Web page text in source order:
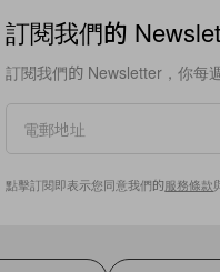
訂閱我們的
訂閱我們的 Newsletter，你每
點擊訂閱即表示您同意我們的服務條款